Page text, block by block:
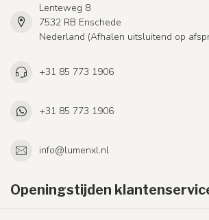
Lenteweg 8
7532 RB Enschede
Nederland (Afhalen uitsluitend op
+31 85 773 1906
+31 85 773 1906
info@lumenxl.nl
Openingstijden